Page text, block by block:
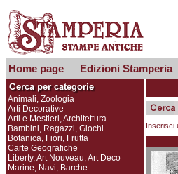
Home page Edizioni Stamperia
Animali, Zoologia
Arti Decorative
Arti e Mestieri, Architettura
Bambini, Ragazzi, Giochi
Botanica, Fiori, Frutta
Carte Geografiche
Liberty, Art Nouveau, Art Deco
Marine, Navi, Barche
Inserisci